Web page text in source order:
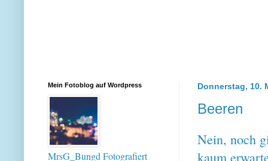
Donnerstag, 10.
Beeren
Nein, noch
kaum
Mein Fotoblog auf Wordpress
MrsG_Bungd Fotografiert